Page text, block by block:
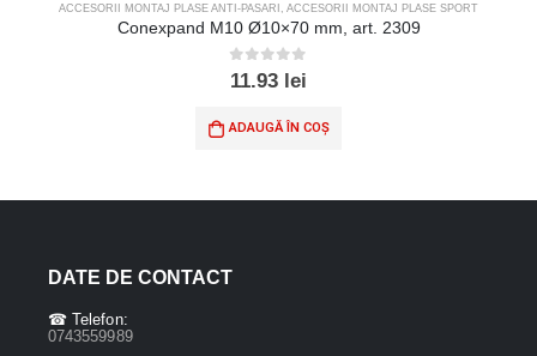
ACCESORII MONTAJ PLASE ANTI-PASARI ACCESORII MONTAJ PLASE SPORT
Conexpand M10 Ø10×70 mm, art. 2309
0out of 5
11.93 lei
ADAUGĂ ÎN COȘ
DATE DE CONTACT
☎ Telefon:
0743559989